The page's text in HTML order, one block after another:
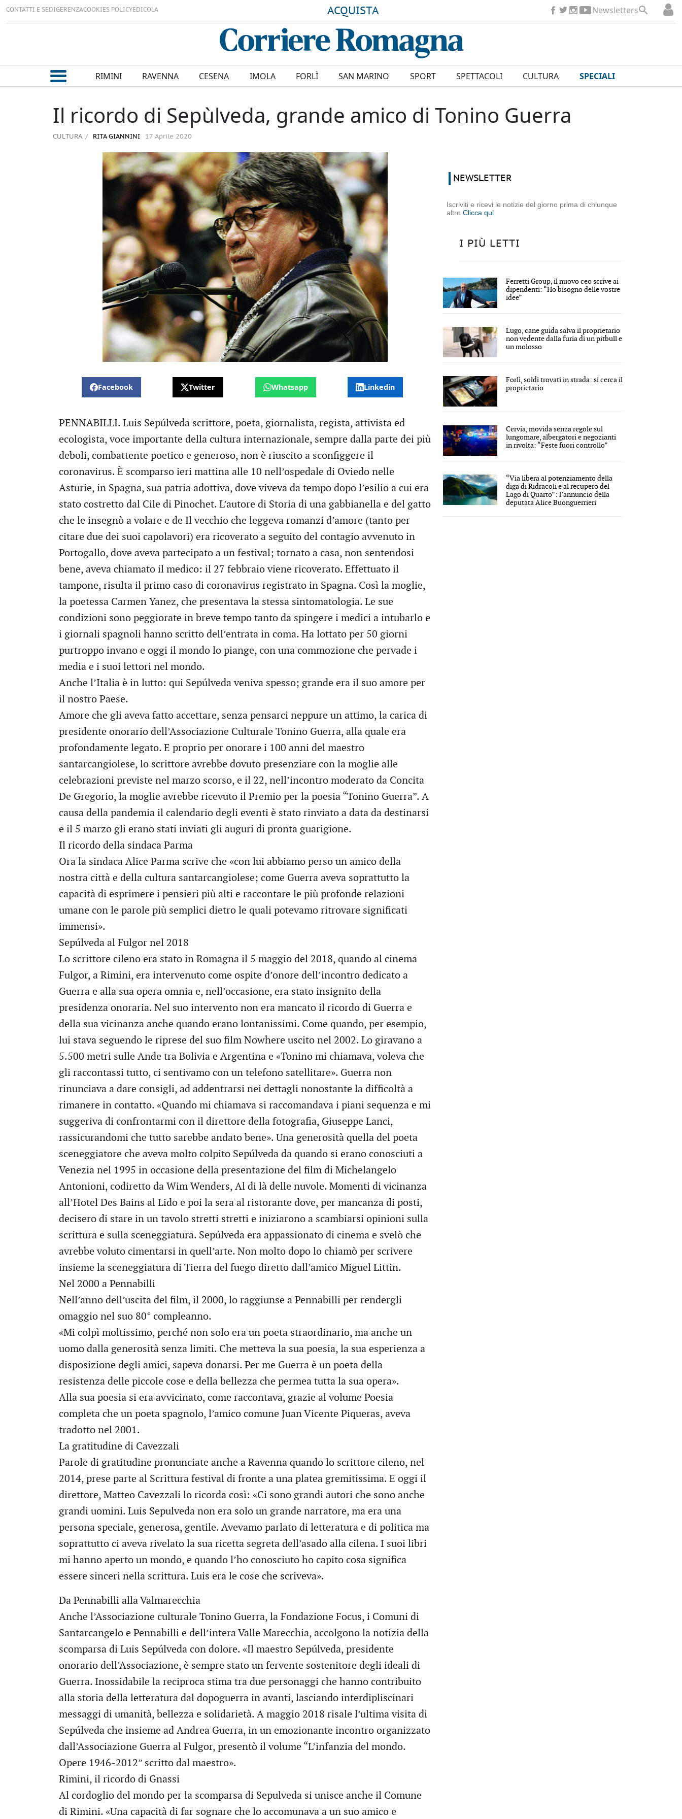
CONTATTI E SEDIGERENZACOOKIES POLICYEDICOLA ACQUISTA Newsletters
RIMINI RAVENNA CESENA IMOLA FORLÌ SAN MARINO SPORT SPETTACOLI CULTURA SPECIALI
Il ricordo di Sepùlveda, grande amico di Tonino Guerra
CULTURA RITA GIANNINI 17 Aprile 2020
Facebook Twitter Whatsapp Linkedin
PENNABILLI. Luis Sepúlveda scrittore, poeta, giornalista, regista, attivista ed
ecologista, voce importante della cultura internazionale, sempre dalla parte dei più
deboli, combattente poetico e generoso, non è riuscito a sconfiggere il
coronavirus. È scomparso ieri mattina alle 10 nell’ospedale di Oviedo nelle
Asturie, in Spagna, sua patria adottiva, dove viveva da tempo dopo l’esilio a cui era
stato costretto dal Cile di Pinochet. L’autore di Storia di una gabbianella e del gatto
che le insegnò a volare e de Il vecchio che leggeva romanzi d’amore (tanto per
citare due dei suoi capolavori) era ricoverato a seguito del contagio avvenuto in
Portogallo, dove aveva partecipato a un festival; tornato a casa, non sentendosi
bene, aveva chiamato il medico: il 27 febbraio viene ricoverato. Effettuato il
tampone, risulta il primo caso di coronavirus registrato in Spagna. Così la moglie,
la poetessa Carmen Yanez, che presentava la stessa sintomatologia. Le sue
condizioni sono peggiorate in breve tempo tanto da spingere i medici a intubarlo e
i giornali spagnoli hanno scritto dell’entrata in coma. Ha lottato per 50 giorni
purtroppo invano e oggi il mondo lo piange, con una commozione che pervade i
media e i suoi lettori nel mondo.
Anche l’Italia è in lutto: qui Sepúlveda veniva spesso; grande era il suo amore per
il nostro Paese.
Amore che gli aveva fatto accettare, senza pensarci neppure un attimo, la carica di
presidente onorario dell’Associazione Culturale Tonino Guerra, alla quale era
profondamente legato. E proprio per onorare i 100 anni del maestro
santarcangiolese, lo scrittore avrebbe dovuto presenziare con la moglie alle
celebrazioni previste nel marzo scorso, e il 22, nell’incontro moderato da Concita
De Gregorio, la moglie avrebbe ricevuto il Premio per la poesia “Tonino Guerra”. A
causa della pandemia il calendario degli eventi è stato rinviato a data da destinarsi
e il 5 marzo gli erano stati inviati gli auguri di pronta guarigione.
Il ricordo della sindaca Parma
Ora la sindaca Alice Parma scrive che «con lui abbiamo perso un amico della
nostra città e della cultura santarcangiolese; come Guerra aveva soprattutto la
capacità di esprimere i pensieri più alti e raccontare le più profonde relazioni
umane con le parole più semplici dietro le quali potevamo ritrovare significati
immensi».
Sepúlveda al Fulgor nel 2018
Lo scrittore cileno era stato in Romagna il 5 maggio del 2018, quando al cinema
Fulgor, a Rimini, era intervenuto come ospite d’onore dell’incontro dedicato a
Guerra e alla sua opera omnia e, nell’occasione, era stato insignito della
presidenza onoraria. Nel suo intervento non era mancato il ricordo di Guerra e
della sua vicinanza anche quando erano lontanissimi. Come quando, per esempio,
lui stava seguendo le riprese del suo film Nowhere uscito nel 2002. Lo giravano a
5.500 metri sulle Ande tra Bolivia e Argentina e «Tonino mi chiamava, voleva che
gli raccontassi tutto, ci sentivamo con un telefono satellitare». Guerra non
rinunciava a dare consigli, ad addentrarsi nei dettagli nonostante la difficoltà a
rimanere in contatto. «Quando mi chiamava si raccomandava i piani sequenza e mi
suggeriva di confrontarmi con il direttore della fotografia, Giuseppe Lanci,
rassicurandomi che tutto sarebbe andato bene». Una generosità quella del poeta
sceneggiatore che aveva molto colpito Sepúlveda da quando si erano conosciuti a
Venezia nel 1995 in occasione della presentazione del film di Michelangelo
Antonioni, codiretto da Wim Wenders, Al di là delle nuvole. Momenti di vicinanza
all’Hotel Des Bains al Lido e poi la sera al ristorante dove, per mancanza di posti,
decisero di stare in un tavolo stretti stretti e iniziarono a scambiarsi opinioni sulla
scrittura e sulla sceneggiatura. Sepúlveda era appassionato di cinema e svelò che
avrebbe voluto cimentarsi in quell’arte. Non molto dopo lo chiamò per scrivere
insieme la sceneggiatura di Tierra del fuego diretto dall’amico Miguel Littin.
Nel 2000 a Pennabilli
Nell’anno dell’uscita del film, il 2000, lo raggiunse a Pennabilli per rendergli
omaggio nel suo 80° compleanno.
«Mi colpì moltissimo, perché non solo era un poeta straordinario, ma anche un
uomo dalla generosità senza limiti. Che metteva la sua poesia, la sua esperienza a
disposizione degli amici, sapeva donarsi. Per me Guerra è un poeta della
resistenza delle piccole cose e della bellezza che permea tutta la sua opera».
Alla sua poesia si era avvicinato, come raccontava, grazie al volume Poesia
completa che un poeta spagnolo, l’amico comune Juan Vicente Piqueras, aveva
tradotto nel 2001.
La gratitudine di Cavezzali
Parole di gratitudine pronunciate anche a Ravenna quando lo scrittore cileno, nel
2014, prese parte al Scrittura festival di fronte a una platea gremitissima. E oggi il
direttore, Matteo Cavezzali lo ricorda così: «Ci sono grandi autori che sono anche
grandi uomini. Luis Sepulveda non era solo un grande narratore, ma era una
persona speciale, generosa, gentile. Avevamo parlato di letteratura e di politica ma
soprattutto ci aveva rivelato la sua ricetta segreta dell’asado alla cilena. I suoi libri
mi hanno aperto un mondo, e quando l’ho conosciuto ho capito cosa significa
essere sinceri nella scrittura. Luis era le cose che scriveva».
Da Pennabilli alla Valmarecchia
Anche l’Associazione culturale Tonino Guerra, la Fondazione Focus, i Comuni di
Santarcangelo e Pennabilli e dell’intera Valle Marecchia, accolgono la notizia della
scomparsa di Luis Sepúlveda con dolore. «Il maestro Sepúlveda, presidente
onorario dell’Associazione, è sempre stato un fervente sostenitore degli ideali di
Guerra. Inossidabile la reciproca stima tra due personaggi che hanno contribuito
alla storia della letteratura dal dopoguerra in avanti, lasciando interdipliscinari
messaggi di umanità, bellezza e solidarietà. A maggio 2018 risale l’ultima visita di
Sepúlveda che insieme ad Andrea Guerra, in un emozionante incontro organizzato
dall’Associazione Guerra al Fulgor, presentò il volume “L’infanzia del mondo.
Opere 1946-2012” scritto dal maestro».
Rimini, il ricordo di Gnassi
Al cordoglio del mondo per la scomparsa di Sepulveda si unisce anche il Comune
di Rimini. «Una capacità di far sognare che lo accomunava a un suo amico e
NEWSLETTER
Iscriviti e ricevi le notizie del giorno prima di chiunque
altroClicca qui
I PIÙ LETTI
Ferretti Group, il nuovo ceo scrive ai
dipendenti: “Ho bisogno delle vostre
idee”
Lugo, cane guida salva il proprietario
non vedente dalla furia di un pitbull e
un molosso
Forlì, soldi trovati in strada: si cerca il
proprietario
Cervia, movida senza regole sul
lungomare, albergatori e negozianti
in rivolta: “Feste fuori controllo”
“Via libera al potenziamento della
diga di Ridracoli e al recupero del
Lago di Quarto”: l’annuncio della
deputata Alice Buonguerrieri